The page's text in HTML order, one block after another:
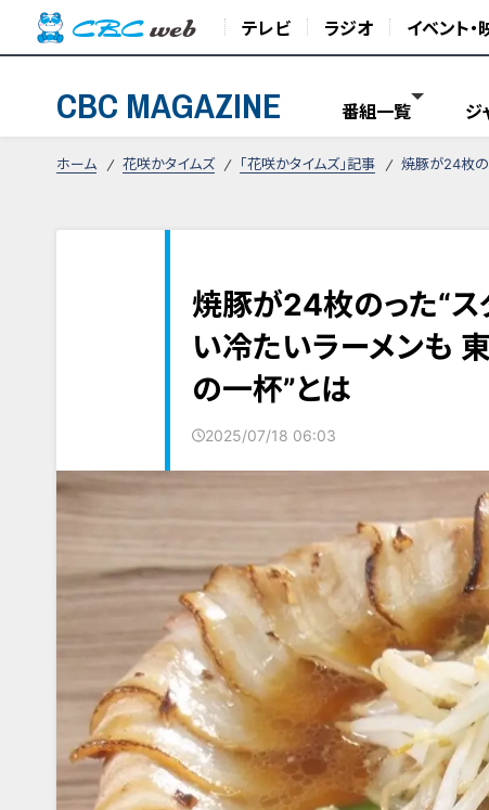
テレビ ラジオ イベント・
CBC MAGAZINE 番組一覧 ジ
ホーム 花咲かタイムズ 「花咲かタイムズ」記事 焼豚が24枚の
焼豚が24枚のった“ス
い冷たいラーメンも
の一杯”とは
2025/07/18 06:03